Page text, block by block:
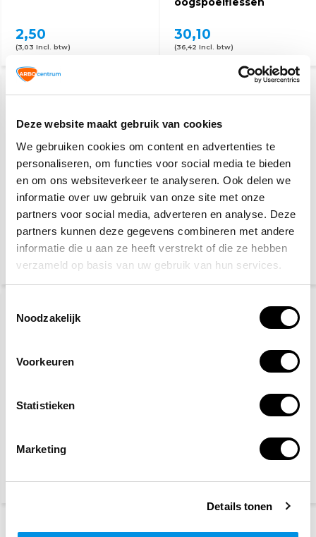
Deze website maakt gebruik van cookies
We gebruiken cookies om content en advertenties te
personaliseren, om functies voor social media te bieden
en om ons websiteverkeer te analyseren. Ook delen we
informatie over uw gebruik van onze site met onze
partners voor social media, adverteren en analyse. Deze
partners kunnen deze gegevens combineren met andere
informatie die u aan ze heeft verstrekt of die ze hebben
verzameld op basis van uw gebruik van hun services.
Noodzakelijk
Voorkeuren
Statistieken
Marketing
Details tonen
2,50
(3,03 Incl. btw)
30,10
(36,42 Incl. btw)
Veiligheidspakket voor
onderweg
30,60
(37,03 Incl. btw)
Oogspoel ampullen 20
ml
5,10
(5,56 Incl. btw)
(27,23 Incl. btw)
10-pack oogspoelfles
(84,70 Incl. btw)